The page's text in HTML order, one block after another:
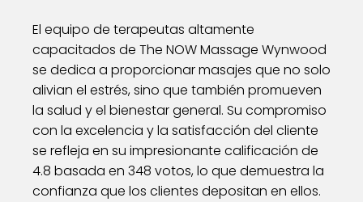
El equipo de terapeutas altamente
capacitados de The NOW Massage Wynwood
se dedica a proporcionar masajes que no solo
alivian el estrés, sino que también promueven
la salud y el bienestar general. Su compromiso
con la excelencia y la satisfacción del cliente
se refleja en su impresionante calificación de
4.8 basada en 348 votos, lo que demuestra la
confianza que los clientes depositan en ellos.